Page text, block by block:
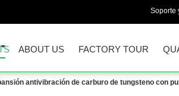
Soporte
ABOUT US FACTORY TOUR
antivibración de carburo de tungsteno con